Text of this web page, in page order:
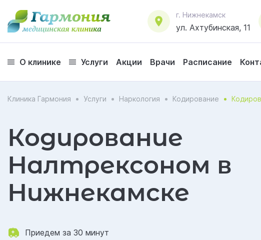
г. Нижнекамск
ул. Ахтубинская, 11
О клинике Услуги Акции Врачи Расписание
Клиника Гармония Услуги Наркология Кодирование
Кодирование
Налтрексоном в
Нижнекамске
Приедем за 30 минут